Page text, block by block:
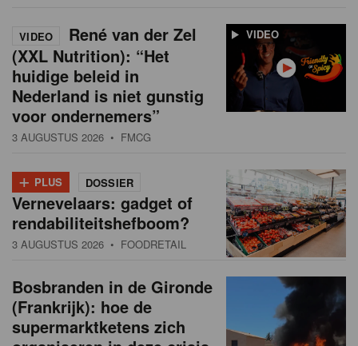
VIDEO
VIDEO
René van der Zel
(XXL Nutrition): “Het
huidige beleid in
Nederland is niet gunstig
voor ondernemers”
3 AUGUSTUS 2026 • FMCG
+ PLUS DOSSIER
Vernevelaars: gadget of
rendabiliteitshefboom?
3 AUGUSTUS 2026 • FOODRETAIL
Bosbranden in de Gironde
(Frankrijk): hoe de
supermarktketens zich